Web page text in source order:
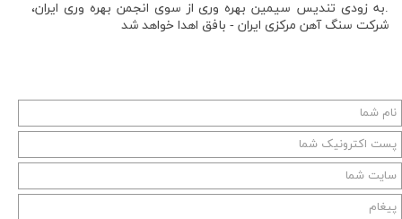
.به زودی تندیس سیمین بهره وری از سوی انجمن بهره وری ایران،
شركت سنگ آهن مرکزی ایران - بافق اهدا خواهد شد